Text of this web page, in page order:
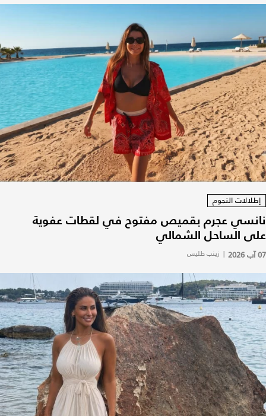
إطلالات النجوم
نانسي عجرم بقميص مفتوح في لقطات عفوية
على الساحل الشمالي
07 آب 2026 | زينب طليس